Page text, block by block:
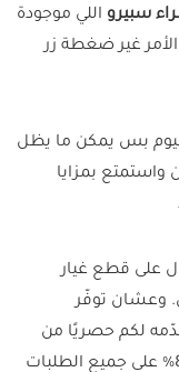
سبيرو اللي موجودة
غير ضغطة زر
بس يمكن ما يظل
بمزايا
على قطع غيار
وعشان توفّر
لكم حصريًا من
منصة كل الكوبونات. الكود يعطيك خصم 8% على جميع الطلبات